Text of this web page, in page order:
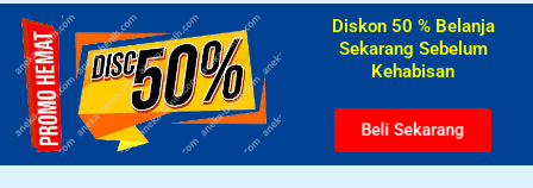
Diskon 50 % Belanja
Sekarang Sebelum
Kehabisan​
Beli Sekarang